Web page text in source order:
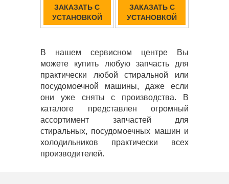
ЗАКАЗАТЬ С
УСТАНОВКОЙ
ЗАКАЗАТЬ С
УСТАНОВКОЙ
В нашем сервисном центре Вы
можете купить любую запчасть для
практически любой стиральной или
посудомоечной машины, даже если
они уже сняты с производства. В
каталоге представлен огромный
ассортимент запчастей для
стиральных, посудомоечных машин и
холодильников практически всех
производителей.